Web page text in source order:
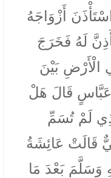
أَزْوَاجَهُ
لَهُ فَخَرَجَ
الْأَرْضِ بَيْنَ
قَالَ هَلْ
لَمْ تُسَمِّ
قَالَتْ عَائِشَةُ
وَسَلَّمَ بَعْدَ مَا